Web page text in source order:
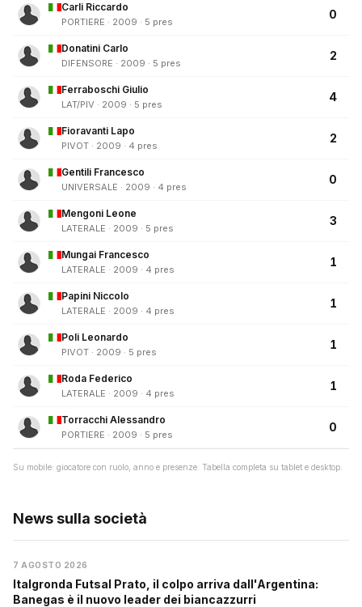
Carli Riccardo
PORTIERE · 2009 · 5 pres
0
Donatini Carlo
DIFENSORE · 2009 · 5 pres
2
Ferraboschi Giulio
LAT/PIV · 2009 · 5 pres
4
Fioravanti Lapo
PIVOT · 2009 · 4 pres
2
Gentili Francesco
UNIVERSALE · 2009 · 4 pres
0
Mengoni Leone
LATERALE · 2009 · 5 pres
3
Mungai Francesco
LATERALE · 2009 · 4 pres
1
Papini Niccolo
LATERALE · 2009 · 4 pres
1
Poli Leonardo
PIVOT · 2009 · 5 pres
1
Roda Federico
LATERALE · 2009 · 4 pres
1
Torracchi Alessandro
PORTIERE · 2009 · 5 pres
0
Su mobile: giocatore con ruolo, anno e presenze. Tabella completa su tablet e desktop.
News sulla società
7 AGOSTO 2026
Italgronda Futsal Prato, il colpo arriva dall'Argentina:
Banegas è il nuovo leader dei biancazzurri